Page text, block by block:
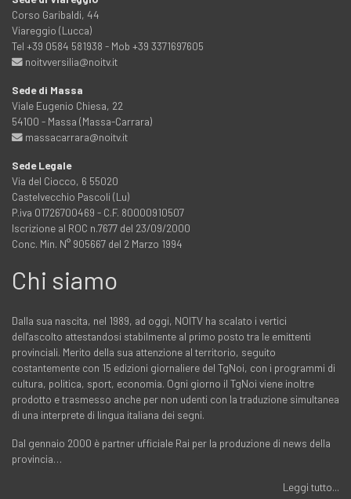
Corso Garibaldi, 44
Viareggio (Lucca)
Tel +39 0584 581938 - Mob +39 3371697605
noitvversilia@noitv.it
Sede di Massa
Viale Eugenio Chiesa, 22
54100 - Massa (Massa-Carrara)
massacarrara@noitv.it
Sede Legale
Via del Ciocco, 6 55020
Castelvecchio Pascoli (Lu)
P.iva 01726700469 - C.F. 80000910507
Iscrizione al ROC n.7677 del 23/09/2000
Conc. Min. N° 905667 del 2 Marzo 1994
Chi siamo
Dalla sua nascita, nel 1989, ad oggi, NOITV ha scalato i vertici
dell'ascolto attestandosi stabilmente al primo posto tra le emittenti
provinciali. Merito della sua attenzione al territorio, seguito
costantemente con 15 edizioni giornaliere del TgNoi, con i programmi di
cultura, politica, sport, economia. Ogni giorno il TgNoi viene inoltre
prodotto e trasmesso anche per non udenti con la traduzione simultanea
di una interprete di lingua italiana dei segni.
Dal gennaio 2000 è partner ufficiale Rai per la produzione di news della
provincia…
Leggi tutto...